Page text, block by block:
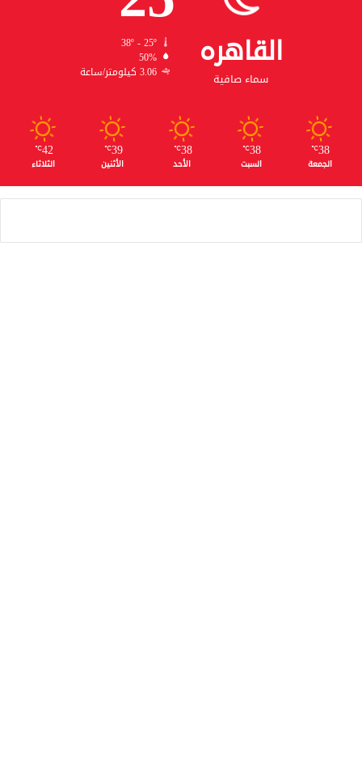
القاهره
سماء صافية
38º - 25º
50%
3.06 كيلومتر/ساعة
38
℃
الجمعة
38
℃
السبت
38
℃
الأحد
39
℃
الأثنين
42
℃
الثلاثاء